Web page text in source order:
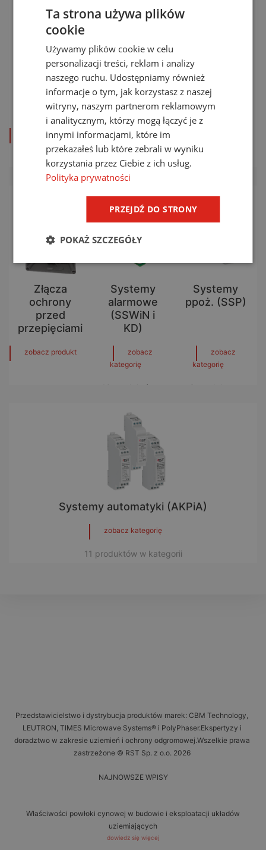
Szybki
dobór
zobacz produkt
System
ostrzegania
przed
burzami
zobacz produkt
wyładowań
LSC-01
Złącza
ochrony
przed
przepięciami
zobacz produkt
Systemy
alarmowe
(SSWiN i
KD)
zobacz
kategorię
10 produktów w
Systemy
ppoż. (SSP)
zobacz
kategorię
Systemy automatyki (AKPiA)
zobacz kategorię
11 produktów w kategorii
Przedstawicielstwo i dystrybucja produktów marek: CBM Technology,
LEUTRON, TIMES Microwave Systems® i PolyPhaser.Ekspertyzy i
doradztwo w zakresie uziemień i ochrony odgromowej.Wszelkie prawa
zastrzeżone © RST Sp. z o.o. 2026
NAJNOWSZE WPISY
Właściwości powłoki cynowej w budowie i eksploatacji układów
uziemiających
dowiedz się więcej
Ta strona używa plików
cookie
Używamy plików cookie w celu
personalizacji treści, reklam i analizy
naszego ruchu. Udostępniamy również
informacje o tym, jak korzystasz z naszej
witryny, naszym partnerom reklamowym
i analitycznym, którzy mogą łączyć je z
innymi informacjami, które im
przekazałeś lub które zebrali w wyniku
korzystania przez Ciebie z ich usług.
Polityka prywatności
PRZEJDŹ DO STRONY
POKAŻ SZCZEGÓŁY